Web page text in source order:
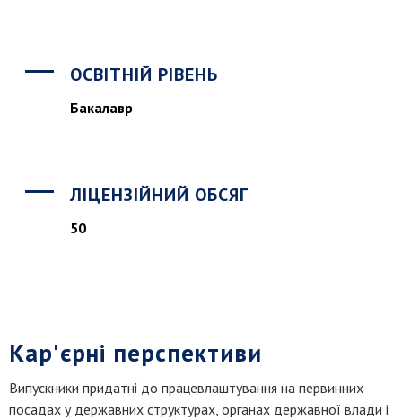
ОСВІТНІЙ РІВЕНЬ
Бакалавр
ЛІЦЕНЗІЙНИЙ ОБСЯГ
50
Кар'єрні перспективи
Випускники придатні до працевлаштування на первинних
посадах у державних структурах, органах державної влади і